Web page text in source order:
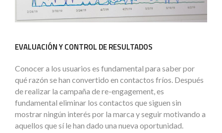
EVALUACIÓN Y CONTROL DE RESULTADOS
Conocer a los usuarios es fundamental para saber por
qué razón se han convertido en contactos fríos. Después
de realizar la campaña de re-engagement, es
fundamental eliminar los contactos que siguen sin
mostrar ningún interés por la marca y seguir motivando a
aquellos que sí le han dado una nueva oportunidad.